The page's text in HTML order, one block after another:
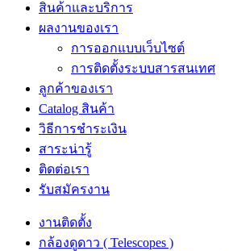
สินค้าและบริการ
ผลงานของเรา
การออกแบบเว็บไซต์
การติดตั้งระบบสารสนเทศ
ลูกค้าของเรา
Catalog สินค้า
วิธีการชำระเงิน
สาระน่ารู้
ติดต่อเรา
รับสมัครงาน
งานติดตั้ง
กล้องดูดาว ( Telescopes )